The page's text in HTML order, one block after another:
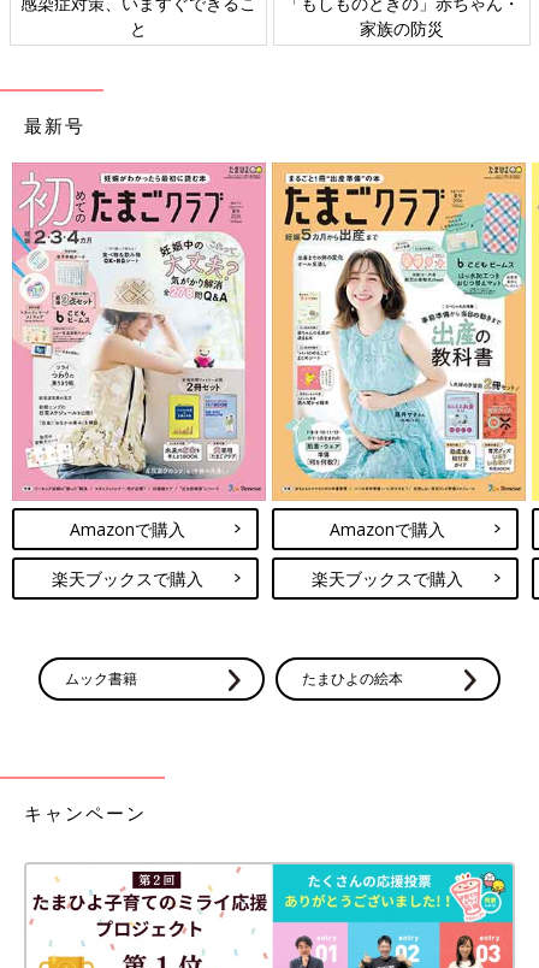
出典：Instagramアカウント「ucorinko」
Ucorinさんのお子さんはこちらのコーディネートをセレクト！シ
ンプルな色違いTシャツに、同じスタイや帽子を合わせているの
が魅力的なポイントですよね。兄弟やお友達と色違いコーディネ
ートを楽しむのもよさそうです。
【GAPベビー】おしゃれママが選ぶ夏の
お気に入りアイテムとは？
インスタでおしゃれママに大人気のGAPベビー
アイテム。今回は、この夏にみなさんが買った
お気に入りアイテムをご紹介します。ぜひみな
さんも夏服コーデの参考にしてみてくださいね
♪
いかがでしたか？インスタで話題のコーディネートは、どれも参
考にしたくなるものばかりですよね。ぜひみなさんもお子さんに
ピッタリなアイテムを見つけて、夏コーデを真似してみてくださ
いね！
(文・ナキナキ)
があります。あらかじめご了承ください。
※記事の内容は記載当時の情報であり、現在と異なる場合があり
と
家族の防災
最新号
Amazonで購入
楽天ブックスで購入
Amazonで購入
楽天ブックスで購入
ムック書籍 たまひよの絵本
キャンペーン